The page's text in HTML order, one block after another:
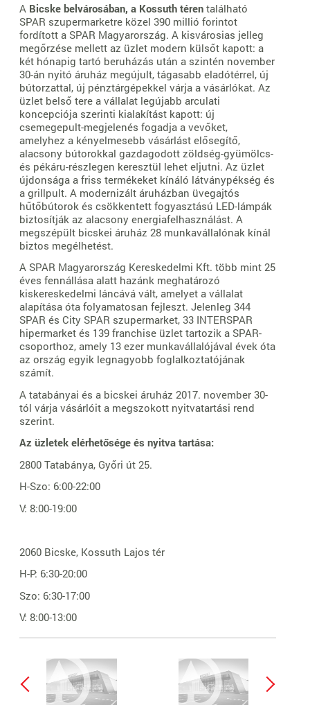
A Bicske belvárosában, a Kossuth téren található
SPAR szupermarketre közel 390 millió forintot
fordított a SPAR Magyarország. A kisvárosias jelleg
megőrzése mellett az üzlet modern külsőt kapott: a
két hónapig tartó beruházás után a szintén november
30-án nyitó áruház megújult, tágasabb eladótérrel, új
bútorzattal, új pénztárgépekkel várja a vásárlókat. Az
üzlet belső tere a vállalat legújabb arculati
koncepciója szerinti kialakítást kapott: új
csemegepult-megjelenés fogadja a vevőket,
amelyhez a kényelmesebb vásárlást elősegítő,
alacsony bútorokkal gazdagodott zöldség-gyümölcs-
és pékáru-részlegen keresztül lehet eljutni. Az üzlet
újdonsága a friss termékeket kínáló látványpékség és
a grillpult. A modernizált áruházban üvegajtós
hűtőbútorok és csökkentett fogyasztású LED-lámpák
biztosítják az alacsony energiafelhasználást. A
megszépült bicskei áruház 28 munkavállalónak kínál
biztos megélhetést.
A SPAR Magyarország Kereskedelmi Kft. több mint 25
éves fennállása alatt hazánk meghatározó
kiskereskedelmi láncává vált, amelyet a vállalat
alapítása óta folyamatosan fejleszt. Jelenleg 344
SPAR és City SPAR szupermarket, 33 INTERSPAR
hipermarket és 139 franchise üzlet tartozik a SPAR-
csoporthoz, amely 13 ezer munkavállalójával évek óta
az ország egyik legnagyobb foglalkoztatójának
számít.
A tatabányai és a bicskei áruház 2017. november 30-
tól várja vásárlóit a megszokott nyitvatartási rend
szerint.
Az üzletek elérhetősége és nyitva tartása:
2800 Tatabánya, Győri út 25.
H-Szo: 6:00-22:00
V: 8:00-19:00
2060 Bicske, Kossuth Lajos tér
H-P: 6:30-20:00
Szo: 6:30-17:00
V: 8:00-13:00